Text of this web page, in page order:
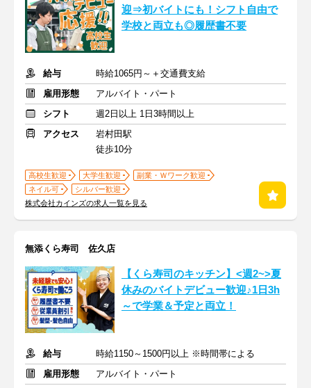
迎⇒初バイトにも！シフト自由で
学校と両立も◎履歴書不要
給与
時給1065円～＋交通費支給
雇用形態
アルバイト・パート
シフト
週2日以上 1日3時間以上
アクセス
岩村田駅
徒歩10分
高校生歓迎 大学生歓迎
副業・Ｗワーク歓迎
ネイル可
シルバー歓迎
株式会社カインズの求人一覧を見る
無添くら寿司 佐久店
【くら寿司のキッチン】<週2~>夏
休みのバイトデビュー歓迎♪1日3h
～で学業＆予定と両立！
給与
時給1150～1500円以上 ※時間帯による
雇用形態
アルバイト・パート